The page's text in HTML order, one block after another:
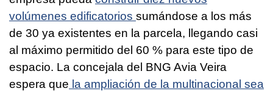
volúmenes edificatorios sumándose a los más
de 30 ya existentes en la parcela, llegando casi
al máximo permitido del 60 % para este tipo de
espacio. La concejala del BNG Avia Veira
espera que la ampliación de la multinacional sea